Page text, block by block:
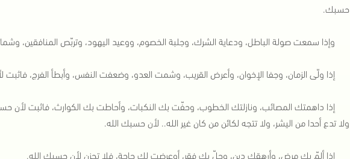
حسبك.
وإذا سمعت صولة الباطل، ودعاية الشرك، وجلبة الخصوم، ووعيد اليهود، وتربّص المنافقين،
إذا ولّى الزمان، وجفا الإخوان، وأعرض القريب، وشمت العدو، وضعفت النفس، وأبطأ الفرج،
إذا داهمتك المصائب، ونازلتك الخطوب، وحفّت بك النكبات، وأحاطت بك الكوارث، فاثبت لأن
ولا تدع أحدا من اليشر، ولا تتجه لكائن من كان غير الله.. لأن حسبك الله.
إذا ألمّ بك مرض، وأرهقك دين، وحلّ بك فقر، أوعرضت لك حاجة، فلا تحزن لأن حسبك الله.